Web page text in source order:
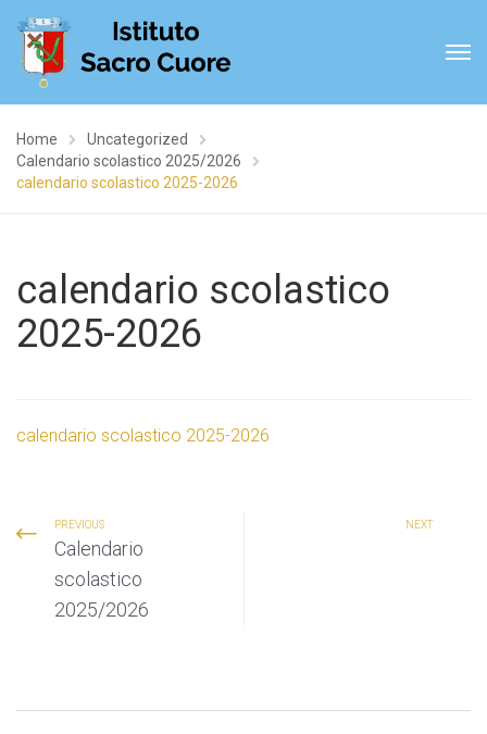
Home
Uncategorized
Calendario scolastico 2025/2026
calendario scolastico 2025-2026
calendario scolastico
2025-2026
calendario scolastico 2025-2026
PREVIOUS
Calendario
scolastico
2025/2026
NEXT